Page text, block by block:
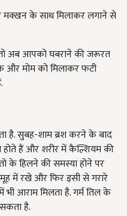
मक्खन के साथ मिलाकर लगाने से
अब आपको घबराने की जरूरत
और मोम को मिलाकर फटी
है. सुबह-शाम ब्रश करने के बाद
हैं और शरीर में कैल्शियम की
के हिलने की समस्या होने पर
में रखे और फिर इसी से गरारे
आराम मिलता है. गर्म तिल के
है.